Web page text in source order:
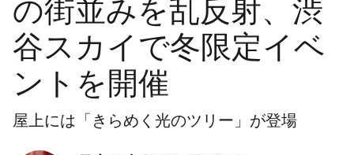
の街並みを乱反射、渋
谷スカイで冬限定イベ
ントを開催
屋上には「きらめく光のツリー」が登場